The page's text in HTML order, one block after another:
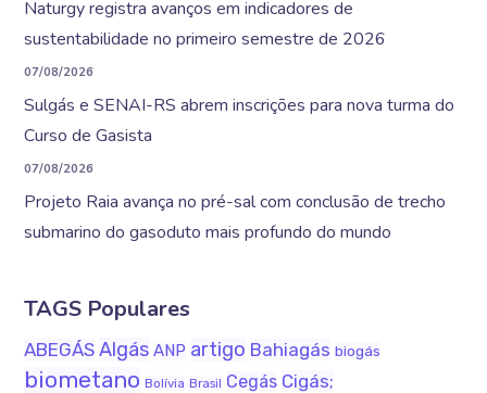
Naturgy registra avanços em indicadores de
sustentabilidade no primeiro semestre de 2026
07/08/2026
Sulgás e SENAI-RS abrem inscrições para nova turma do
Curso de Gasista
07/08/2026
Projeto Raia avança no pré-sal com conclusão de trecho
submarino do gasoduto mais profundo do mundo
TAGS Populares
ABEGÁS Algás ANP artigo Bahiagás biogás
biometano Bolívia Brasil Cegás Cigás;